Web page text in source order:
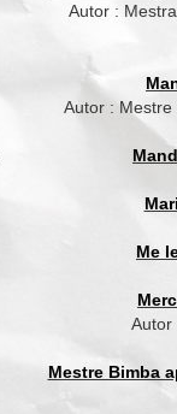
Autor :
Autor :
Me
Autor
Mestre Bimba
É Capoeira Brasil
É Capoeira Brasil
É Capoeira Brasil
E bamba na capoeira
Cabra valente é
E bamba na
E bamba na